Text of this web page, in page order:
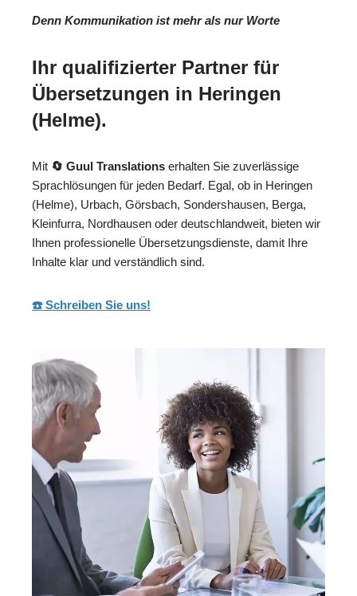
Denn Kommunikation ist mehr als nur Worte
Ihr qualifizierter Partner für
Übersetzungen in Heringen
(Helme).
Mit 🔄 Guul Translations erhalten Sie zuverlässige
Sprachlösungen für jeden Bedarf. Egal, ob in Heringen
(Helme), Urbach, Görsbach, Sondershausen, Berga,
Kleinfurra, Nordhausen oder deutschlandweit, bieten wir
Ihnen professionelle Übersetzungsdienste, damit Ihre
Inhalte klar und verständlich sind.
☎️ Schreiben Sie uns!